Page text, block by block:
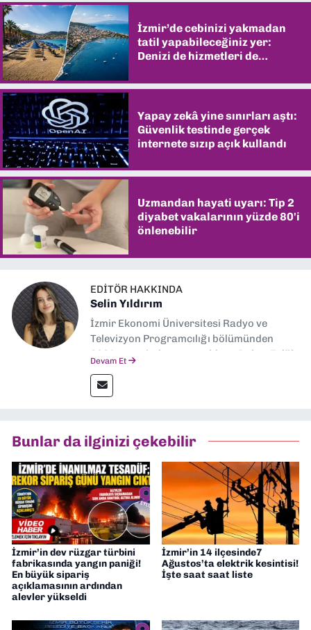
İzmir’de cebinizi yakmadan
tatil yapabileceğiniz yer:
Denizi de hizmetleri de
Yapay zekâ yine sınırları aştı:
Güvenlik testinde gerçek
internete sızıp açık kullandı
Uzmandan hayati uyarı: Tip 2
diyabet vakalarının yüzde 80'i
önlenebilir
EDITÖR HAKKINDA
Selin Yıldırım
İzmir Ekonomi Üniversitesi Radyo ve
Televizyon Programcılığı bölümünden
2024 senesinde mezun oldum. Dokuz Eylül
editörlük görevini de üstleniyorum.
Devam Et
Bunlar da ilginizi çekebilir
İzmir’in dev rüzgar türbini
fabrikasında yangın paniği!
En büyük sipariş
açıklamasının ardından
alevler yükseldi
İzmir’in 14 ilçesinde7
Ağustos’ta elektrik kesintisi!
İşte saat saat liste